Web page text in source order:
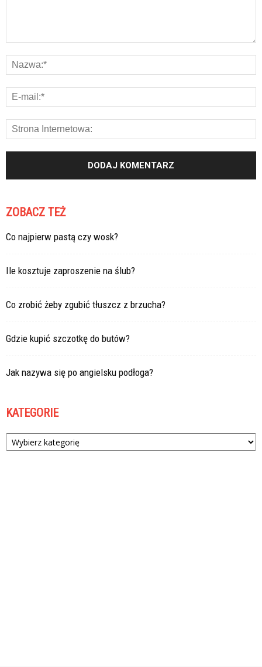
ZOBACZ TEŻ
Co najpierw pastą czy wosk?
Ile kosztuje zaproszenie na ślub?
Co zrobić żeby zgubić tłuszcz z brzucha?
Gdzie kupić szczotkę do butów?
Jak nazywa się po angielsku podłoga?
KATEGORIE
Kategorie